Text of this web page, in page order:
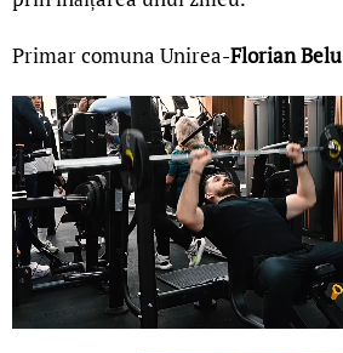
Primar comuna Unirea-Florian Belu